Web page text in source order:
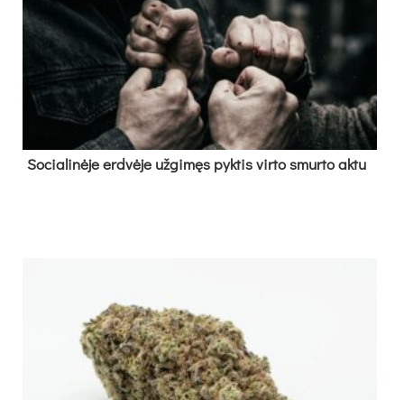
So­cia­li­nė­je erd­vė­je už­gi­męs pyk­tis vir­to smur­to ak­tu